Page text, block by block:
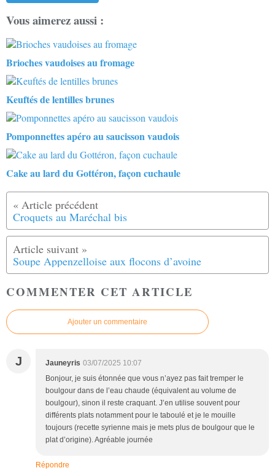
Vous aimerez aussi :
Brioches vaudoises au fromage
Keuftés de lentilles brunes
Pomponnettes apéro au saucisson vaudois
Cake au lard du Gottéron, façon cuchaule
Croquets au Maréchal bis
Soupe Appenzelloise aux flocons d’avoine
COMMENTER CET ARTICLE
Ajouter un commentaire
J Jauneyris 03/07/2025 10:07
Bonjour, je suis étonnée que vous n’ayez pas fait tremper le
boulgour dans de l’eau chaude (équivalent au volume de
boulgour), sinon il reste craquant. J’en utilise souvent pour
différents plats notamment pour le taboulé et je le mouille
toujours (recette syrienne mais je mets plus de boulgour que le
plat d’origine). Agréable journée
Répondre